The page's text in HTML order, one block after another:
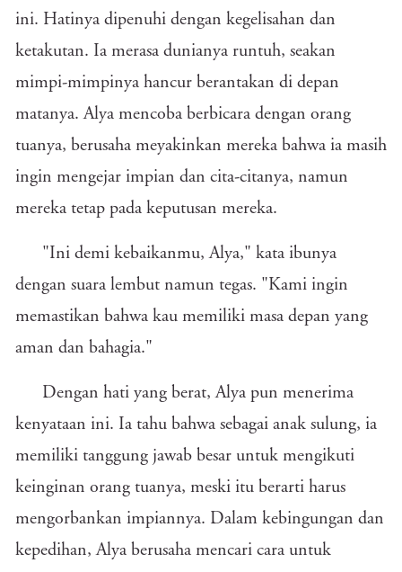
ini. Hatinya dipenuhi dengan kegelisahan dan
ketakutan. Ia merasa dunianya runtuh, seakan
mimpi-mimpinya hancur berantakan di depan
matanya. Alya mencoba berbicara dengan orang
tuanya, berusaha meyakinkan mereka bahwa ia masih
ingin mengejar impian dan cita-citanya, namun
mereka tetap pada keputusan mereka.
"Ini demi kebaikanmu, Alya," kata ibunya
dengan suara lembut namun tegas. "Kami ingin
memastikan bahwa kau memiliki masa depan yang
aman dan bahagia."
Dengan hati yang berat, Alya pun menerima
kenyataan ini. Ia tahu bahwa sebagai anak sulung, ia
memiliki tanggung jawab besar untuk mengikuti
keinginan orang tuanya, meski itu berarti harus
mengorbankan impiannya. Dalam kebingungan dan
kepedihan, Alya berusaha mencari cara untuk